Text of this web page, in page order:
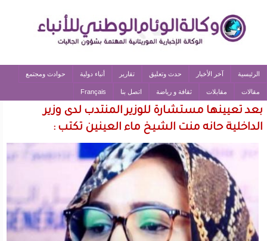
الرئيسية آخر الأخبار حدث وتعليق تقارير أنباء دولية حوادث ومجتمع
مقالات مقابلات ثقافة و رياضة اتصل بنا Français
بعد تعيينها مستشارة للوزير المنتدب لدى وزير
الداخلية حانه منت الشيخ ماء العينين تكتب :